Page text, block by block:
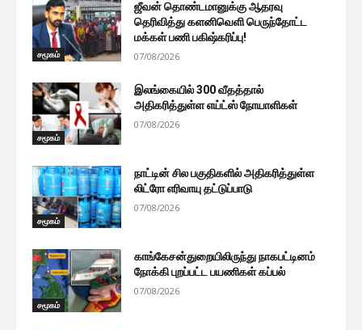
சமூகம்
ஜீவன் தொண்டமானுக்கு ஆதரவு
தெரிவித்து களனிவெளி பெருந்தோட்ட
மக்கள் பணி பகிஷ்கரிப்பு!
07/08/2026
சமூகம்
இலங்கையில் 300 வீதத்தால்
அதிகரித்துள்ள எய்ட்ஸ் நோயாளிகள்
07/08/2026
சமூகம்
நாட்டின் சில பகுதிகளில் அதிகரித்துள்ள
லிட்ரோ எரிவாயு தட்டுப்பாடு
07/08/2026
சமூகம்
காங்கேசன்துறையிலிருந்து நாகபட்டினம்
நோக்கி புறப்பட்ட பயணிகள் கப்பல்
07/08/2026